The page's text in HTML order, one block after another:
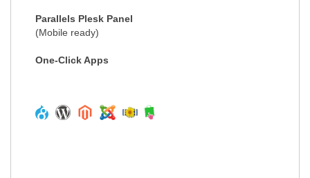
Parallels Plesk Panel
(Mobile ready)
One-Click Apps